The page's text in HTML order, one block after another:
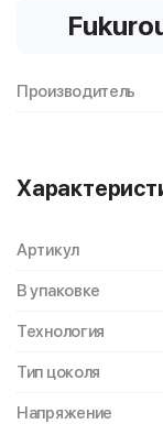
Производитель
Артикул
В упаковке
Технология
Тип цоколя
Напряжение